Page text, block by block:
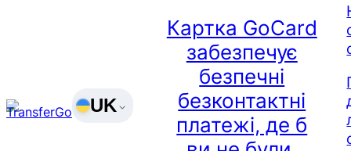
UK
Картка GoCard
забезпечує
безпечні
безконтактні
платежі, де б